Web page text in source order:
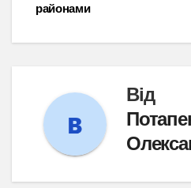
районами
Від